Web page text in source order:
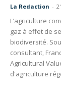
La Redaction -
L’agriculture
gaz à effet de
biodiversité.
consultant,
Agricultural
d'agriculture